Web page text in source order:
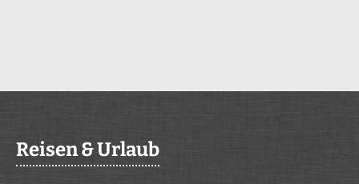
Reisen & Urlaub